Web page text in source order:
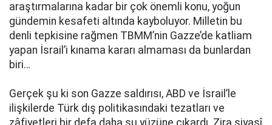
araştırmalarına kadar bir çok önemli konu, yoğun
gündemin kesafeti altında kayboluyor. Milletin bu
denli tepkisine rağmen TBMM’nin Gazze’de katliam
yapan İsrail’i kınama kararı almaması da bunlardan
biri…
Gerçek şu ki son Gazze saldırısı, ABD ve İsrail’le
ilişkilerde Türk dış politikasındaki tezatları ve
zâfiyetleri bir defa daha su yüzüne çıkardı. Zira siyasî